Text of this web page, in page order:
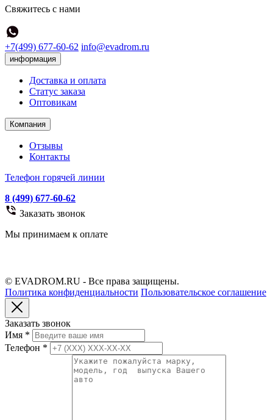
Свяжитесь с нами
+7(499) 677-60-62 info@evadrom.ru
информация
Доставка и оплата
Статус заказа
Оптовикам
Компания
Отзывы
Контакты
Телефон горячей линии
8 (499) 677-60-62
Заказать звонок
Мы принимаем к оплате
© EVADROM.RU - Все права защищены.
Политика конфиденциальности Пользовательское соглашение
Заказать звонок
Имя *
Телефон *